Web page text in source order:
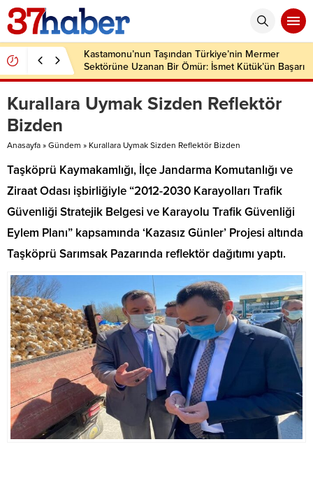
Kastamonu’nun Taşından Türkiye’nin Mermer
Sektörüne Uzanan Bir Ömür: İsmet Kütük’ün Başarı
Hikâyesi
Kurallara Uymak Sizden Reflektör
Bizden
Anasayfa » Gündem » Kurallara Uymak Sizden Reflektör Bizden
Taşköprü Kaymakamlığı, İlçe Jandarma Komutanlığı ve
Ziraat Odası işbirliğiyle “2012-2030 Karayolları Trafik
Güvenliği Stratejik Belgesi ve Karayolu Trafik Güvenliği
Eylem Planı” kapsamında ‘Kazasız Günler’ Projesi altında
Taşköprü Sarımsak Pazarında reflektör dağıtımı yaptı.